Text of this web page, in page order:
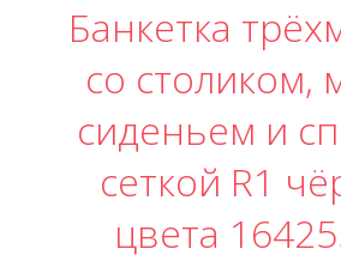
Банкетка
со столиком,
сиденьем и
сеткой R1
цвета